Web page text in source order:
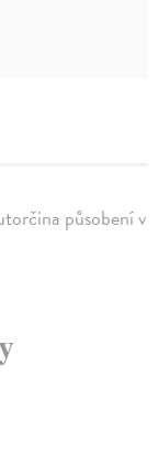
působení v